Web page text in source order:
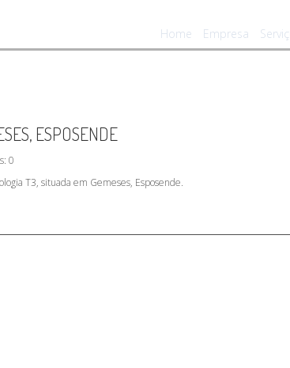
Home Empresa
ESPOSENDE
0
T3, situada em Gemeses, Esposende.